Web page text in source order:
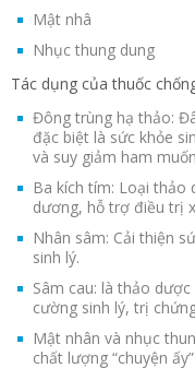
Mật nhâ
Nhục thung dung
Tác dụng của thuốc
Đông trùng hạ thảo:
đặc biệt là sức khỏe
và suy giảm ham
Ba kích tím: Loại thảo
dương, hỗ trợ điều trị
Nhân sâm: Cải thiện
sinh lý.
Sâm cau: là thảo
cường sinh lý, trị
Mật nhân và nhục
chất lượng “chuyện